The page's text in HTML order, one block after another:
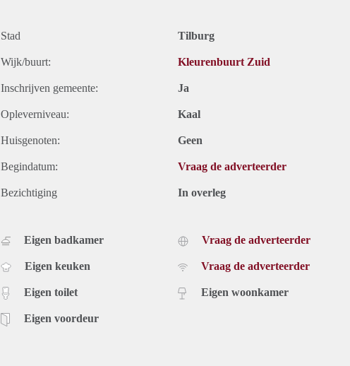
Stad Tilburg
Wijk/buurt: Kleurenbuurt Zuid
Inschrijven gemeente: Ja
Opleverniveau: Kaal
Huisgenoten: Geen
Begindatum: Vraag de adverteerder
Bezichtiging In overleg
Eigen badkamer
Eigen keuken
Eigen toilet
Eigen voordeur
Vraag de adverteerder
Vraag de adverteerder
Eigen woonkamer